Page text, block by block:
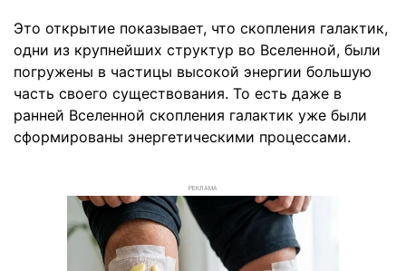
Это открытие показывает, что скопления галактик,
одни из крупнейших структур во Вселенной, были
погружены в частицы высокой энергии большую
часть своего существования. То есть даже в
ранней Вселенной скопления галактик уже были
сформированы энергетическими процессами.
РЕКЛАМА